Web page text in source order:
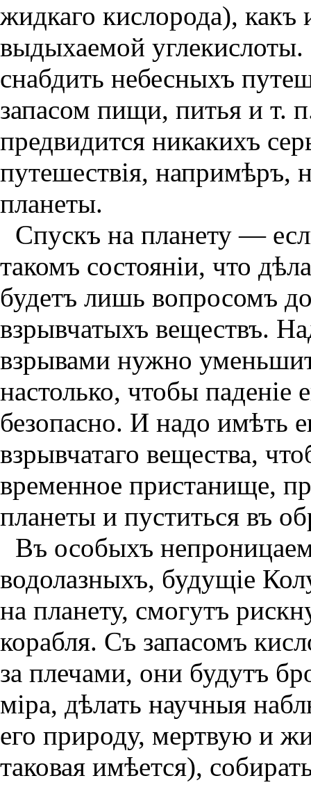
жидкаго кислорода),
выдыхаемой
снабдить небесныхъ
запасом пищи, питья и т.
предвидится никакихъ
путешествiя, напримѣръ,
планеты.
Спускъ на планету —
такомъ состоянiи, что
будетъ лишь вопросомъ
взрывчатыхъ веществъ.
взрывами нужно
настолько, чтобы паденiе
безопасно. И надо имѣть
взрывчатаго вещества,
временное пристанище,
планеты и пуститься въ
Въ особыхъ
водолазныхъ, будущiе
на планету, смогутъ
корабля. Съ запасомъ
за плечами, они будутъ
мiра, дѣлать научныя
его природу, мертвую и
таковая имѣется),